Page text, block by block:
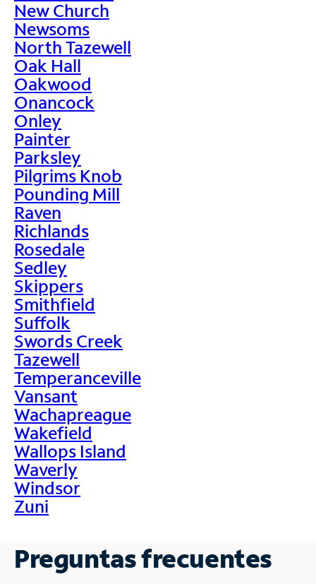
New Church
Newsoms
North Tazewell
Oak Hall
Oakwood
Onancock
Onley
Painter
Parksley
Pilgrims Knob
Pounding Mill
Raven
Richlands
Rosedale
Sedley
Skippers
Smithfield
Suffolk
Swords Creek
Tazewell
Temperanceville
Vansant
Wachapreague
Wakefield
Wallops Island
Waverly
Windsor
Zuni
Preguntas frecuentes